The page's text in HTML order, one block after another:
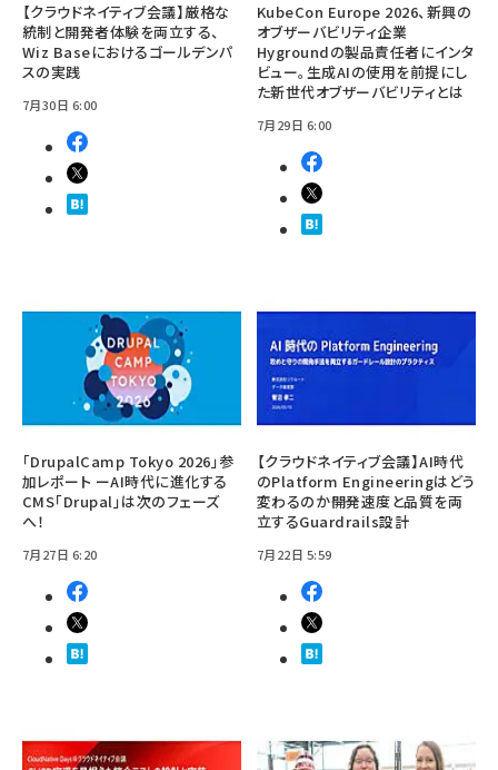
【クラウドネイティブ会議】厳格な
統制と開発者体験を両立する、
Wiz Baseにおけるゴールデンパ
スの実践
7月30日 6:00
KubeCon Europe 2026、新興の
オブザーバビリティ企業
Hygroundの製品責任者にインタ
ビュー。生成AIの使用を前提にし
た新世代オブザーバビリティとは
7月29日 6:00
「DrupalCamp Tokyo 2026」参
加レポート ーAI時代に進化する
CMS「Drupal」は次のフェーズ
へ！
7月27日 6:20
【クラウドネイティブ会議】AI時代
のPlatform Engineeringはどう
変わるのか――開発速度と品質を両
立するGuardrails設計
7月22日 5:59